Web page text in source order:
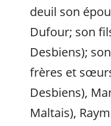
deuil son
Dufour; son
Desbiens);
frères et
Desbiens),
Maltais),